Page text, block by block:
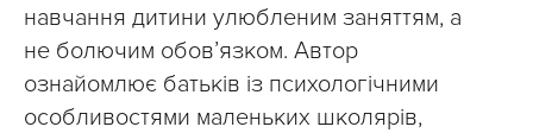
навчання дитини улюбленим заняттям, а
не болючим обов’язком. Автор
ознайомлює батьків із психологічними
особливостями маленьких школярів,